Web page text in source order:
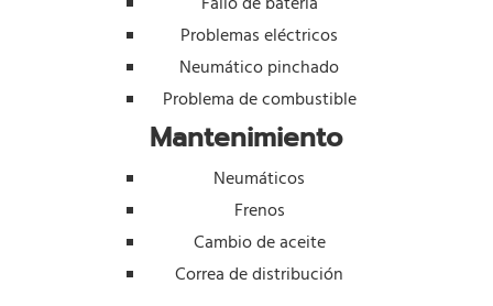
Problemas eléctricos
Neumático pinchado
Problema de combustible
Mantenimiento
Neumáticos
Frenos
Cambio de aceite
Correa de distribución